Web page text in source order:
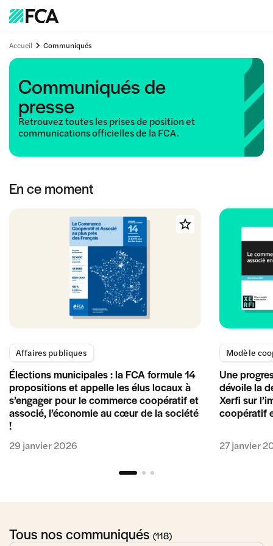
Accueil Communiqués
Communiqués de
presse
Retrouvez toutes les prises de position et
communications officielles de la FCA.
En ce moment
Affaires publiques
Élections municipales : la FCA formule 14
propositions et appelle les élus locaux à
s’engager pour le commerce coopératif et
associé, l’économie au cœur de la société
!
29 janvier 2026
Modèle
Une
dévoile la
Xerfi sur
coopératif
27 janvier
Tous nos communiqués (118)